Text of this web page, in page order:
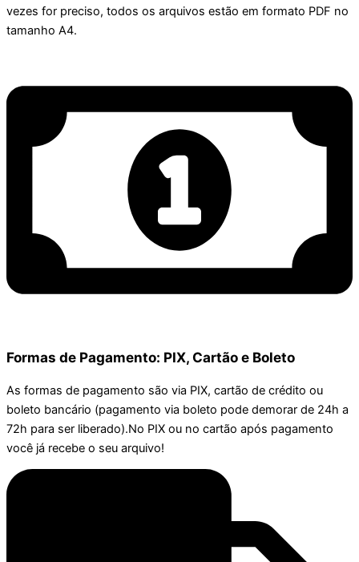
vezes for preciso, todos os arquivos estão em formato PDF no
tamanho A4.
Formas de Pagamento: PIX, Cartão e Boleto
As formas de pagamento são via PIX, cartão de crédito ou
boleto bancário (pagamento via boleto pode demorar de 24h a
72h para ser liberado).No PIX ou no cartão após pagamento
você já recebe o seu arquivo!